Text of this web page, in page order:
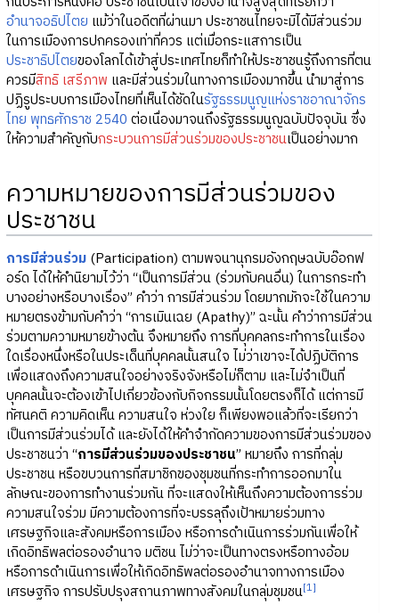
อำนาจอธิปไตย แม้ว่าในอดีตที่ผ่านมา ประชาชนไทยจะมิได้มีส่วนร่วม
ในการเมืองการปกครองเท่าที่ควร แต่เมื่อกระแสการเป็น
ประชาธิปไตยของโลกได้เข้าสู่ประเทศไทยก็ทำให้ประชาชนรู้ถึงการที่ตน
ควรมีสิทธิ เสรีภาพ และมีส่วนร่วมในทางการเมืองมากขึ้น นำมาสู่การ
ปฏิรูประบบการเมืองไทยที่เห็นได้ชัดในรัฐธรรมนูญแห่งราชอาณาจักร
ไทย พุทธศักราช 2540 ต่อเนื่องมาจนถึงรัฐธรรมนูญฉบับปัจจุบัน ซึ่ง
ให้ความสำคัญกับกระบวนการมีส่วนร่วมของประชาชนเป็นอย่างมาก
ความหมายของการมีส่วนร่วมของ
ประชาชน
การมีส่วนร่วม(Participation) ตามพจนานุกรมอังกฤษฉบับอ๊อกฟ
อร์ด ได้ให้คำนิยามไว้ว่า “เป็นการมีส่วน (ร่วมกับคนอื่น) ในการกระทำ
บางอย่างหรือบางเรื่อง” คำว่า การมีส่วนร่วม โดยมากมักจะใช้ในความ
หมายตรงข้ามกับคำว่า “การเมินเฉย (Apathy)” ฉะนั้น คำว่าการมีส่วน
ร่วมตามความหมายข้างต้น จึงหมายถึง การที่บุคคลกระทำการในเรื่อง
ใดเรื่องหนึ่งหรือในประเด็นที่บุคคลนั้นสนใจ ไม่ว่าเขาจะได้ปฏิบัติการ
เพื่อแสดงถึงความสนใจอย่างจริงจังหรือไม่ก็ตาม และไม่จำเป็นที่
บุคคลนั้นจะต้องเข้าไปเกี่ยวข้องกับกิจกรรมนั้นโดยตรงก็ได้ แต่การมี
ทัศนคติ ความคิดเห็น ความสนใจ ห่วงใย ก็เพียงพอแล้วที่จะเรียกว่า
เป็นการมีส่วนร่วมได้ และยังได้ให้คำจำกัดความของการมีส่วนร่วมของ
ประชาชนว่า “การมีส่วนร่วมของประชาชน” หมายถึง การที่กลุ่ม
ประชาชน หรือขบวนการที่สมาชิกของชุมชนที่กระทำการออกมาใน
ลักษณะของการทำงานร่วมกัน ที่จะแสดงให้เห็นถึงความต้องการร่วม
ความสนใจร่วม มีความต้องการที่จะบรรลุถึงเป้าหมายร่วมทาง
เศรษฐกิจและสังคมหรือการเมือง หรือการดำเนินการร่วมกันเพื่อให้
เกิดอิทธิพลต่อรองอำนาจ มติชน ไม่ว่าจะเป็นทางตรงหรือทางอ้อม
หรือการดำเนินการเพื่อให้เกิดอิทธิพลต่อรองอำนาจทางการเมือง
เศรษฐกิจ การปรับปรุงสถานภาพทางสังคมในกลุ่มชุมชน[1]